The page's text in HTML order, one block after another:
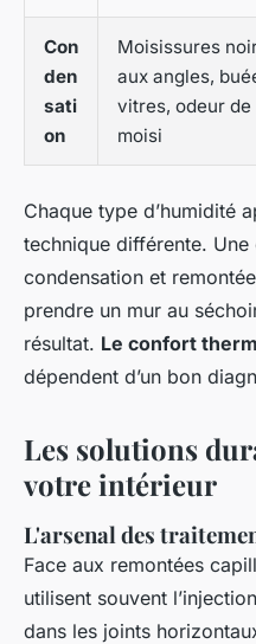
Con
den
sati
on
Moisissures
aux angles,
vitres, odeur de
moisi
Chaque type d’humidité
technique différente.
condensation et
prendre un mur au
résultat. Le confort
dépendent d’un bon
Les solutions
votre intérieur
L'arsenal des
Face aux remontées
utilisent souvent
dans les joints